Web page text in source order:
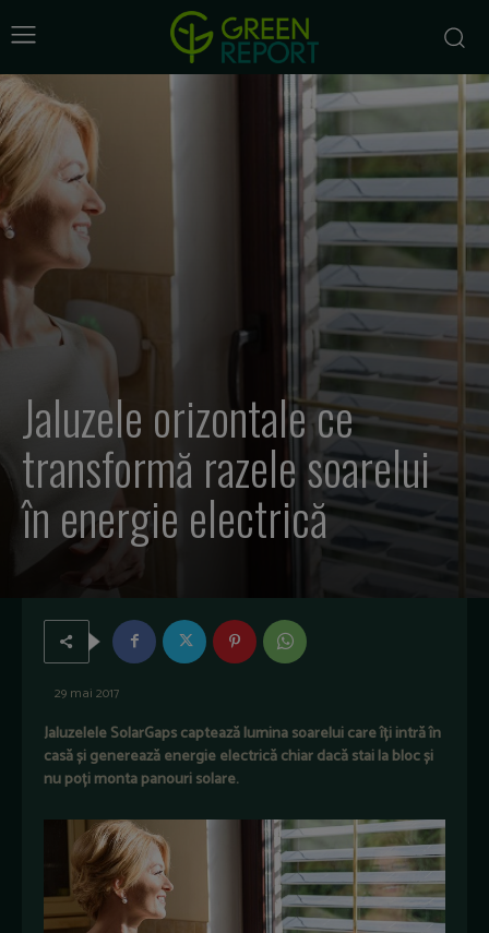
Jaluzele orizontale ce
transformă razele soarelui
în energie electrică
29 mai 2017
Jaluzelele SolarGaps captează lumina soarelui care îți intră în
casă și generează energie electrică chiar dacă stai la bloc și
nu poți monta panouri solare.